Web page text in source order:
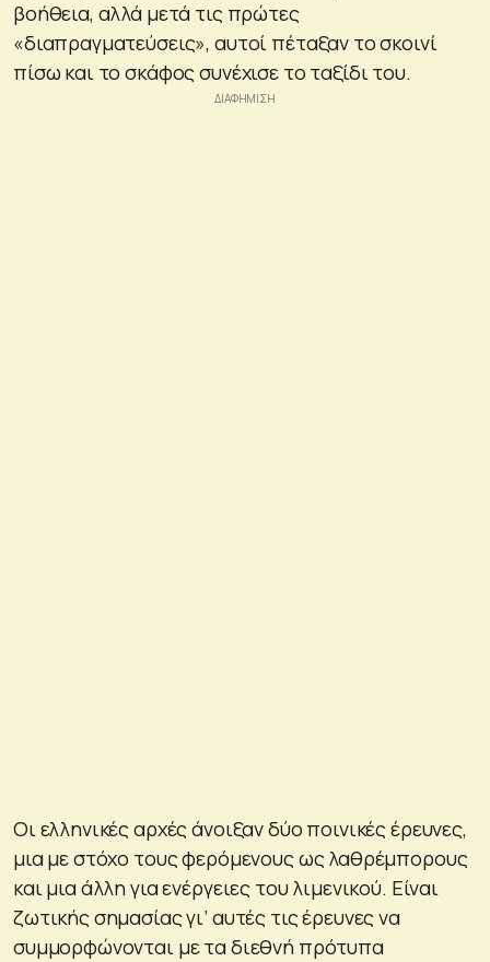
βοήθεια, αλλά μετά τις πρώτες
«διαπραγματεύσεις», αυτοί πέταξαν το σκοινί
πίσω και το σκάφος συνέχισε το ταξίδι του.
Οι ελληνικές αρχές άνοιξαν δύο ποινικές έρευνες,
μια με στόχο τους φερόμενους ως λαθρέμπορους
και μια άλλη για ενέργειες του λιμενικού. Είναι
ζωτικής σημασίας γι’ αυτές τις έρευνες να
συμμορφώνονται με τα διεθνή πρότυπα